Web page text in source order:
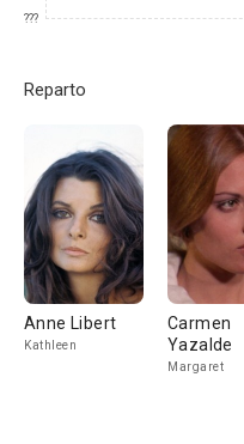
???
Reparto
Anne Libert
Kathleen
Carmen
Yazalde
Margaret